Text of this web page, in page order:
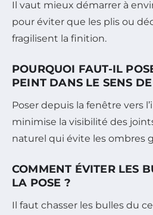
Il vaut mieux démarrer à
pour éviter que les plis ou
fragilisent la finition.
POURQUOI FAUT-IL
PEINT DANS LE SENS
Poser depuis la fenêtre vers
minimise la visibilité des
naturel qui évite les ombres
COMMENT ÉVITER LES
LA POSE ?
Il faut chasser les bulles du